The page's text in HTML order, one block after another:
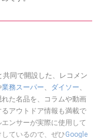
同で開設した、レコメン
業務スーパー、 ダイソー、
た名品を、コラムや動画
アウトドア情報も満載で
ンサーが実際に使用して
ているので、ぜひGoogle